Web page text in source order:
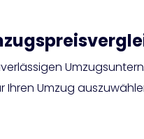
Umzug